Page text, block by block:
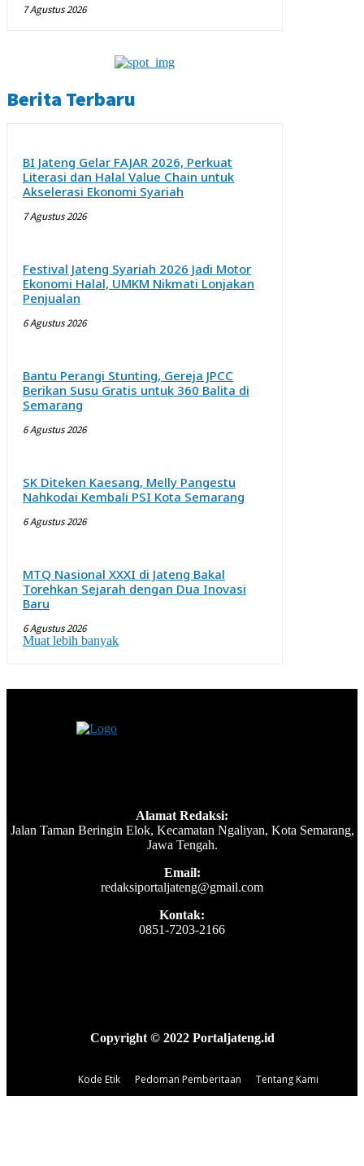
7 Agustus 2026
Berita Terbaru
BI Jateng Gelar FAJAR 2026, Perkuat
Literasi dan Halal Value Chain untuk
Akselerasi Ekonomi Syariah
7 Agustus 2026
Festival Jateng Syariah 2026 Jadi Motor
Ekonomi Halal, UMKM Nikmati Lonjakan
Penjualan
6 Agustus 2026
Bantu Perangi Stunting, Gereja JPCC
Berikan Susu Gratis untuk 360 Balita di
Semarang
6 Agustus 2026
SK Diteken Kaesang, Melly Pangestu
Nahkodai Kembali PSI Kota Semarang
6 Agustus 2026
MTQ Nasional XXXI di Jateng Bakal
Torehkan Sejarah dengan Dua Inovasi
Baru
6 Agustus 2026
Muat lebih banyak
Alamat Redaksi:
Jalan Taman Beringin Elok, Kecamatan Ngaliyan, Kota Semarang,
Jawa Tengah.
Email:
redaksiportaljateng@gmail.com
Kontak:
0851-7203-2166
Copyright © 2022 Portaljateng.id
Kode Etik Pedoman Pemberitaan Tentang Kami